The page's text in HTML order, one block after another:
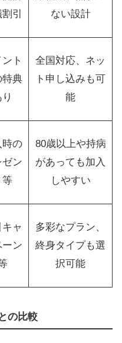
引
ない設計
ト
特典
全国対応、ネッ
ト申し込みも可
能
時の
ゼン
等
80歳以上や持病
があっても加入
しやすい
ャ
ーン
多彩なプラン、
終身タイプも選
択可能
の比較